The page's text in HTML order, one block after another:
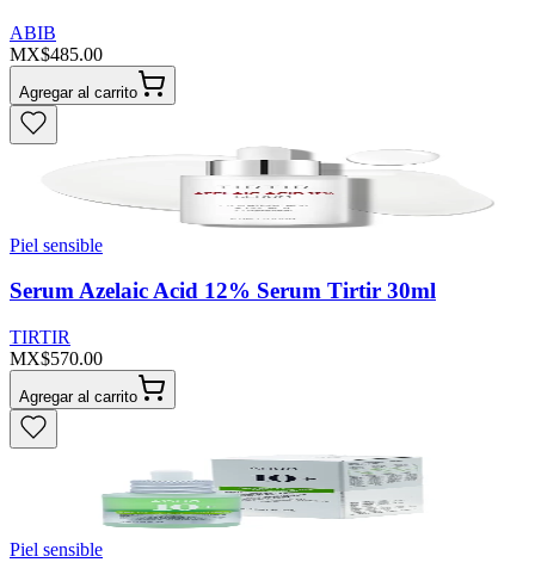
ABIB
MX$485.00
Agregar al carrito
Piel sensible
Serum Azelaic Acid 12% Serum Tirtir 30ml
TIRTIR
MX$570.00
Agregar al carrito
Piel sensible